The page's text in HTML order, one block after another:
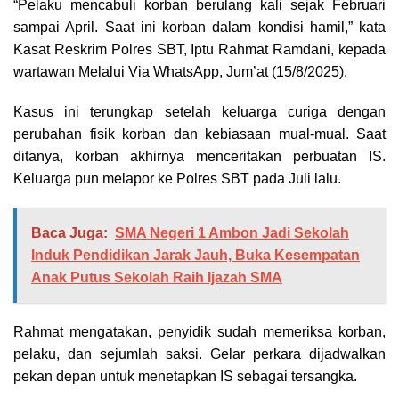
“Pelaku mencabuli korban berulang kali sejak Februari
sampai April. Saat ini korban dalam kondisi hamil,” kata
Kasat Reskrim Polres SBT, Iptu Rahmat Ramdani, kepada
wartawan Melalui Via WhatsApp, Jum’at (15/8/2025).
Kasus ini terungkap setelah keluarga curiga dengan
perubahan fisik korban dan kebiasaan mual-mual. Saat
ditanya, korban akhirnya menceritakan perbuatan IS.
Keluarga pun melapor ke Polres SBT pada Juli lalu.
Baca Juga: SMA Negeri 1 Ambon Jadi Sekolah
Induk Pendidikan Jarak Jauh, Buka Kesempatan
Anak Putus Sekolah Raih Ijazah SMA
Rahmat mengatakan, penyidik sudah memeriksa korban,
pelaku, dan sejumlah saksi. Gelar perkara dijadwalkan
pekan depan untuk menetapkan IS sebagai tersangka.